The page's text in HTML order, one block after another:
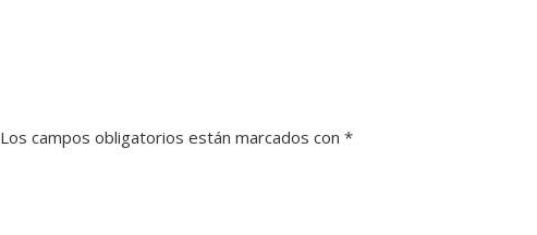
Los campos obligatorios están marcados con *